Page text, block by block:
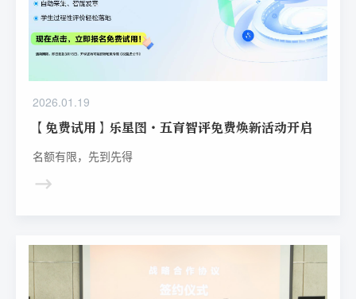
2026.01.19
【免费试用】乐星图·五育智评免费焕新活动开启
名额有限，先到先得